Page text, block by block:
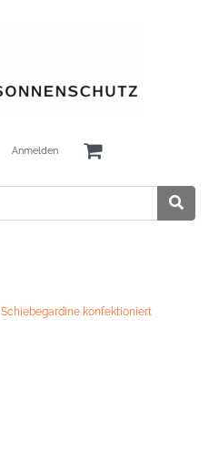
Anmelden
Schiebegardine konfektioniert